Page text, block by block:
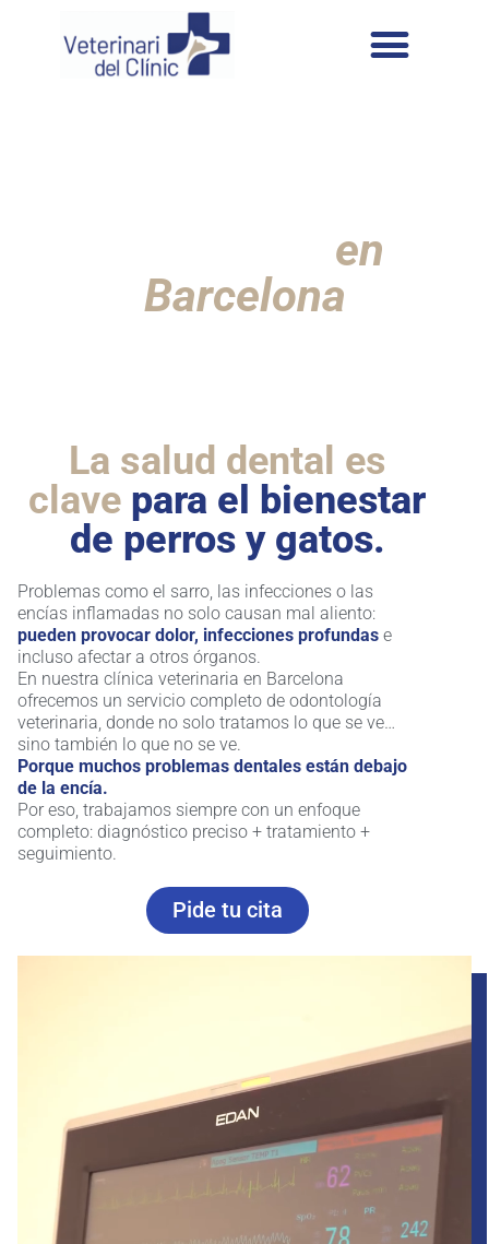
en
Barcelona
La salud dental es
clave para el bienestar
de perros y gatos.
Problemas como el sarro, las infecciones o las
encías inflamadas no solo causan mal aliento:
pueden provocar dolor, infecciones profundas e
incluso afectar a otros órganos.
En nuestra clínica veterinaria en Barcelona
ofrecemos un servicio completo de odontología
veterinaria, donde no solo tratamos lo que se ve…
sino también lo que no se ve.
Porque muchos problemas dentales están debajo
de la encía.
Por eso, trabajamos siempre con un enfoque
completo: diagnóstico preciso + tratamiento +
seguimiento.
Pide tu cita